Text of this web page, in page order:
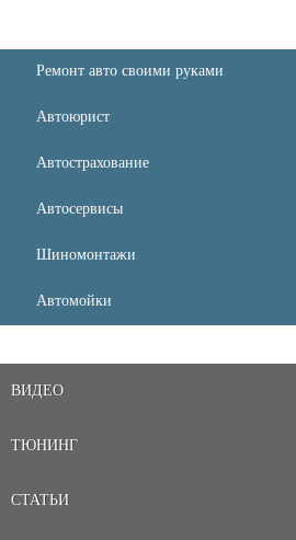
Ремонт авто своими руками
Автоюрист
Автострахование
Автосервисы
Шиномонтажи
Автомойки
ВИДЕО
ТЮНИНГ
СТАТЬИ